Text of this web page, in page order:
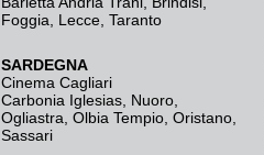
Foggia
Lecce Taranto
SARDEGNA
Cinema Cagliari
Carbonia Iglesias Nuoro
Ogliastra Olbia Tempio Oristano
Sassari